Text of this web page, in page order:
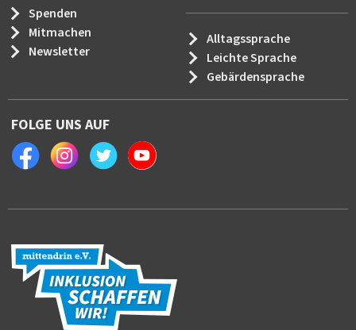
Spenden
Mitmachen
Newsletter
Alltagssprache
Leichte Sprache
Gebärdensprache
FOLGE UNS AUF
FacebookInstagramTwitter